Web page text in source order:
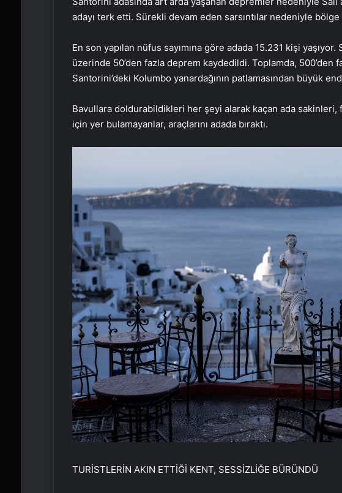
adayı terk etti. Sürekli devam eden sarsıntılar nedeniyle
En son yapılan nüfus sayımına göre adada 15.231 kişi
üzerinde 50’den fazla deprem kaydedildi. Toplamda, 500’den
Santorini’deki Kolumbo yanardağının patlamasından büyük
Bavullara doldurabildikleri her şeyi alarak kaçan ada sakinleri,
için yer bulamayanlar, araçlarını adada bıraktı.
TURİSTLERİN AKIN ETTİĞİ KENT, SESSİZLİĞE BÜRÜNDÜ